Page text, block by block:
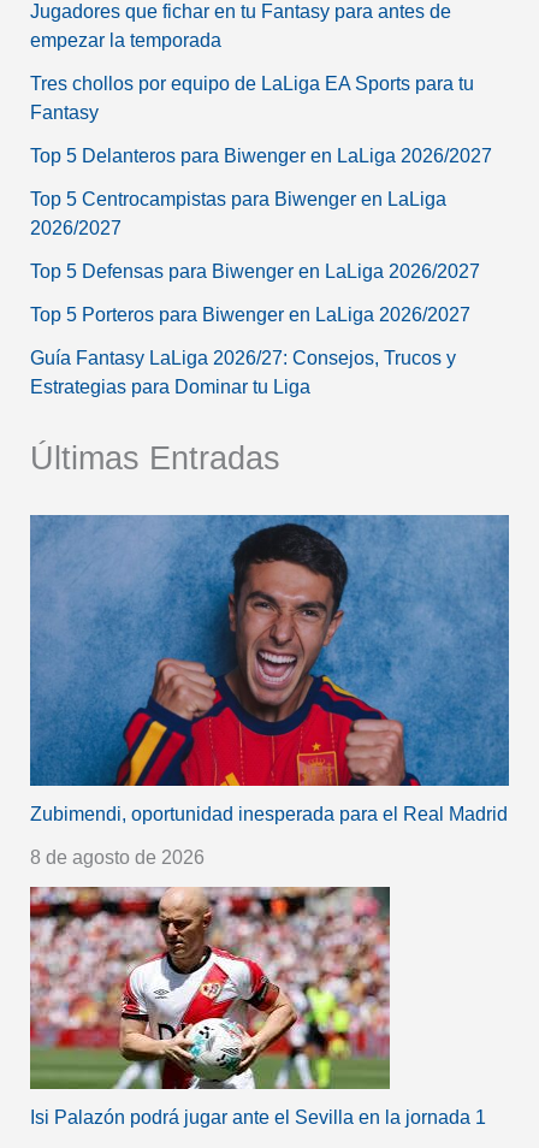
Jugadores que fichar en tu Fantasy para antes de
empezar la temporada
Tres chollos por equipo de LaLiga EA Sports para tu
Fantasy
Top 5 Delanteros para Biwenger en LaLiga 2026/2027
Top 5 Centrocampistas para Biwenger en LaLiga
2026/2027
Top 5 Defensas para Biwenger en LaLiga 2026/2027
Top 5 Porteros para Biwenger en LaLiga 2026/2027
Guía Fantasy LaLiga 2026/27: Consejos, Trucos y
Estrategias para Dominar tu Liga
Últimas Entradas
Zubimendi, oportunidad inesperada para el Real Madrid
8 de agosto de 2026
Isi Palazón podrá jugar ante el Sevilla en la jornada 1